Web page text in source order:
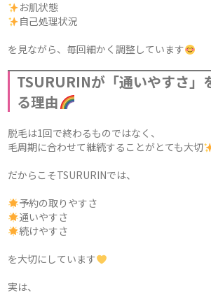
お肌状態
自己処理状況
を見ながら、毎回細かく調整しています
TSURURINが「通いやすさ」
る理由
脱毛は1回で終わるものではなく、
毛周期に合わせて継続することがとても大切
だからこそTSURURINでは、
予約の取りやすさ
通いやすさ
続けやすさ
を大切にしています
実は、